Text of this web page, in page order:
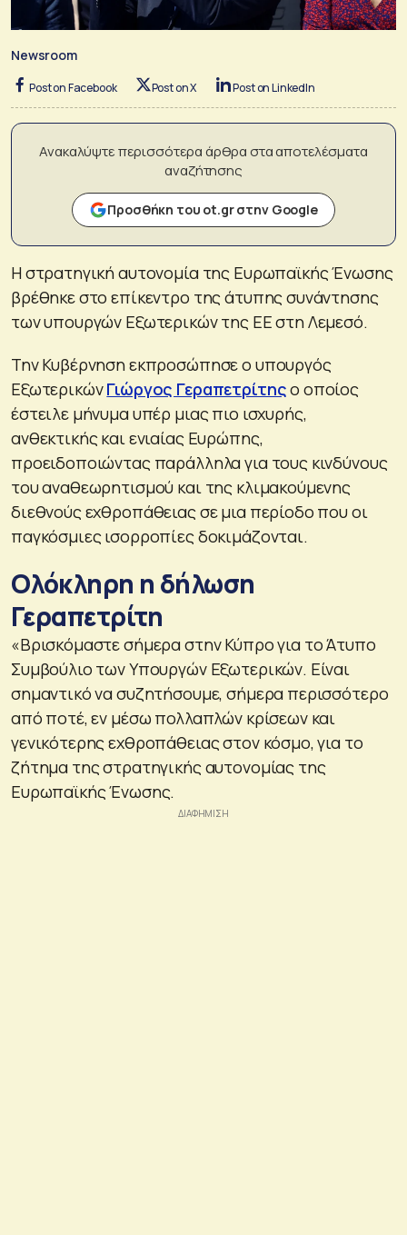
Newsroom
Post on Facebook Post on X Post on LinkedIn
Ανακαλύψτε περισσότερα άρθρα στα αποτελέσματα
αναζήτησης
Προσθήκη του ot.gr στην Google
Η στρατηγική αυτονομία της Ευρωπαϊκής Ένωσης
βρέθηκε στο επίκεντρο της άτυπης συνάντησης
των υπουργών Εξωτερικών της ΕΕ στη Λεμεσό.
Την Κυβέρνηση εκπροσώπησε ο υπουργός
ΕξωτερικώνΓιώργος Γεραπετρίτηςο οποίος
έστειλε μήνυμα υπέρ μιας πιο ισχυρής,
ανθεκτικής και ενιαίας Ευρώπης,
προειδοποιώντας παράλληλα για τους κινδύνους
του αναθεωρητισμού και της κλιμακούμενης
διεθνούς εχθροπάθειας σε μια περίοδο που οι
παγκόσμιες ισορροπίες δοκιμάζονται.
Ολόκληρη η δήλωση
Γεραπετρίτη
«Βρισκόμαστε σήμερα στην Κύπρο για το Άτυπο
Συμβούλιο των Υπουργών Εξωτερικών. Είναι
σημαντικό να συζητήσουμε, σήμερα περισσότερο
από ποτέ, εν μέσω πολλαπλών κρίσεων και
γενικότερης εχθροπάθειας στον κόσμο, για το
ζήτημα της στρατηγικής αυτονομίας της
Ευρωπαϊκής Ένωσης.